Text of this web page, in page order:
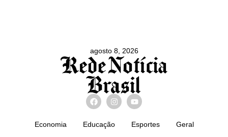
agosto 8, 2026
Economia Educação Esportes Geral